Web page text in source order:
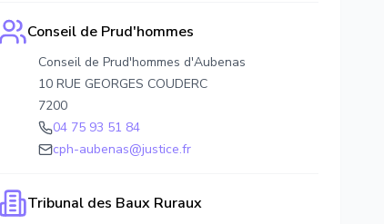
Conseil de Prud'hommes
Conseil de Prud'hommes d'Aubenas
10 RUE GEORGES COUDERC
7200
04 75 93 51 84
cph-aubenas@justice.fr
Tribunal des Baux Ruraux